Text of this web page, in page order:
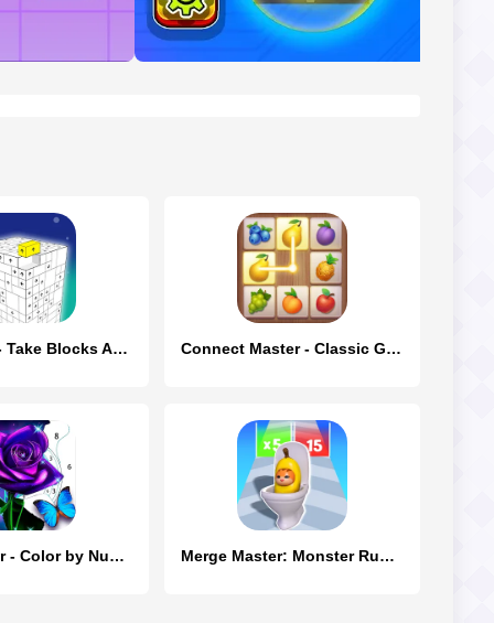
Tap Master - Take Blocks Away Connect Master - Classic Game
Color Master - Color by Number Merge Master: Monster Run 3D